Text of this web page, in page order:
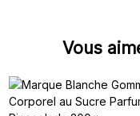
Vous